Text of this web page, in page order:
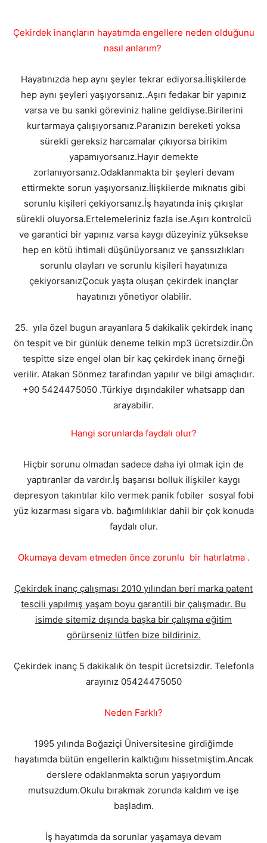
Çekirdek inançların hayatımda engellere neden olduğunu
nasıl anlarım?
Hayatınızda hep aynı şeyler tekrar ediyorsa.İlişkilerde
hep aynı şeyleri yaşıyorsanız..Aşırı fedakar bir yapınız
varsa ve bu sanki göreviniz haline geldiyse.Birilerini
kurtarmaya çalışıyorsanız.Paranızın bereketi yoksa
sürekli gereksiz harcamalar çıkıyorsa birikim
yapamıyorsanız.Hayır demekte
zorlanıyorsanız.Odaklanmakta bir şeyleri devam
ettirmekte sorun yaşıyorsanız.İlişkilerde mıknatıs gibi
sorunlu kişileri çekiyorsanız.İş hayatında iniş çıkışlar
sürekli oluyorsa.Ertelemeleriniz fazla ise.Aşırı kontrolcü
ve garantici bir yapınız varsa kaygı düzeyiniz yüksekse
hep en kötü ihtimali düşünüyorsanız ve şanssızlıkları
sorunlu olayları ve sorunlu kişileri hayatınıza
çekiyorsanızÇocuk yaşta oluşan çekirdek inançlar
hayatınızı yönetiyor olabilir.
25. yıla özel bugun arayanlara 5 dakikalik çekirdek inanç
ön tespit ve bir günlük deneme telkin mp3 ücretsizdir.Ön
tespitte size engel olan bir kaç çekirdek inanç örneği
verilir. Atakan Sönmez tarafından yapılır ve bilgi amaçlıdır.
+90 5424475050 .Türkiye dışındakiler whatsapp dan
arayabilir.
Hangi sorunlarda faydalı olur?
Hiçbir sorunu olmadan sadece daha iyi olmak için de
yaptıranlar da vardır.İş başarısı bolluk ilişkiler kaygı
depresyon takıntılar kilo vermek panik fobiler sosyal fobi
yüz kızarması sigara vb. bağımlılıklar dahil bir çok konuda
faydalı olur.
Okumaya devam etmeden önce zorunlu bir hatırlatma .
Çekirdek inanç çalışması 2010 yılından beri marka patent
tescili yapılmış yaşam boyu garantili bir çalışmadır. Bu
isimde sitemiz dışında başka bir çalışma eğitim
görürseniz lütfen bize bildiriniz.
Çekirdek inanç 5 dakikalık ön tespit ücretsizdir. Telefonla
arayınız 05424475050
Neden Farklı?
1995 yılında Boğaziçi Üniversitesine girdiğimde
hayatımda bütün engellerin kalktığını hissetmiştim.Ancak
derslere odaklanmakta sorun yaşıyordum
mutsuzdum.Okulu bırakmak zorunda kaldım ve işe
başladım.
İş hayatımda da sorunlar yaşamaya devam